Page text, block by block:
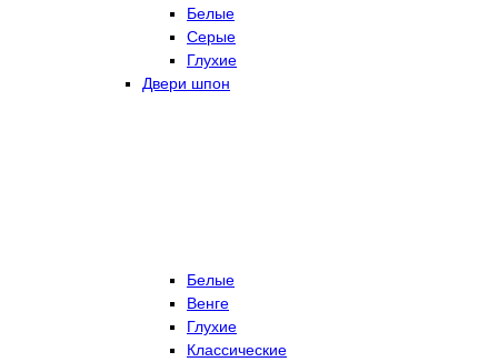
Белые
Серые
Глухие
Двери шпон
Белые
Венге
Глухие
Классические